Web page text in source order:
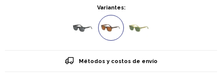
Variantes:
Métodos y costos de envío